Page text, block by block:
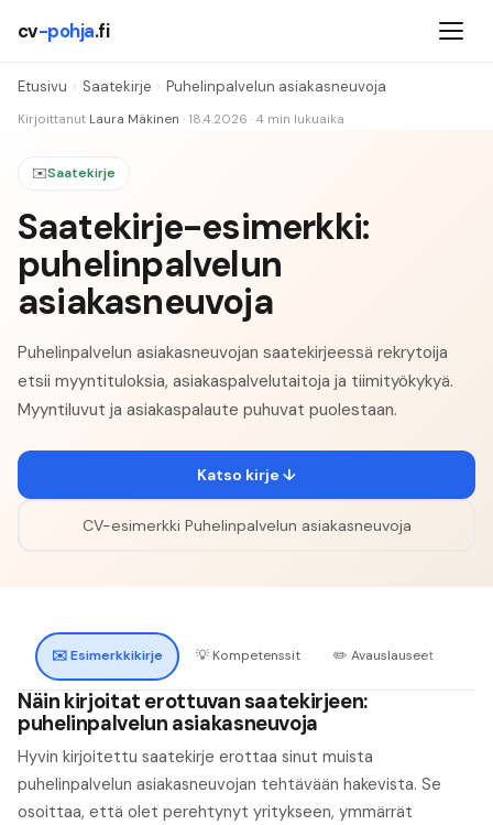
cv-pohja.fi
Etusivu › Saatekirje › Puhelinpalvelun asiakasneuvoja
Kirjoittanut Laura Mäkinen · 18.4.2026 · 4 min lukuaika
✉️Saatekirje
Saatekirje-esimerkki:
puhelinpalvelun
asiakasneuvoja
Puhelinpalvelun asiakasneuvojan saatekirjeessä rekrytoija
etsii myyntituloksia, asiakaspalvelutaitoja ja tiimityökykyä.
Myyntiluvut ja asiakaspalaute puhuvat puolestaan.
Katso kirje ↓
CV-esimerkki Puhelinpalvelun asiakasneuvoja
✉️Esimerkkikirje 💡 Kompetenssit ✏️ Avauslauseet
Näin kirjoitat erottuvan saatekirjeen:
puhelinpalvelun asiakasneuvoja
Hyvin kirjoitettu saatekirje erottaa sinut muista
puhelinpalvelun asiakasneuvojan tehtävään hakevista. Se
osoittaa, että olet perehtynyt yritykseen, ymmärrät